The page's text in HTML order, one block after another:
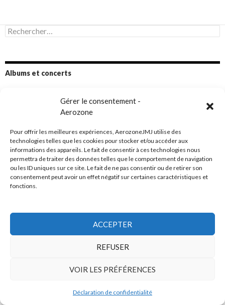
Gérer le consentement -
Aerozone
Pour offrir les meilleures expériences, AerozoneJMJ utilise des
technologies telles que les cookies pour stocker et/ou accéder aux
informations des appareils. Le fait de consentir à ces technologies nous
permettra de traiter des données telles que le comportement de navigation
ou les ID uniques sur ce site. Le fait de ne pas consentir ou de retirer son
consentement peut avoir un effet négatif sur certaines caractéristiques et
fonctions.
ACCEPTER
REFUSER
VOIR LES PRÉFÉRENCES
Déclaration de confidentialité
articles
Rechercher :
Albums et concerts
Electronica 1 [2015](100) Electronica World Tour